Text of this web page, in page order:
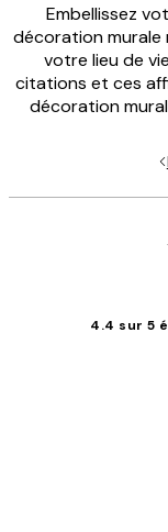
Embellissez
décoration
votre lieu de
citations et ces
décoration
4.4 sur 5